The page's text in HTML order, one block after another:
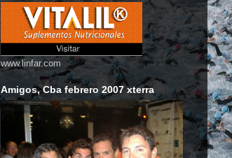
www.linfar.com
Amigos, Cba febrero 2007 xterra